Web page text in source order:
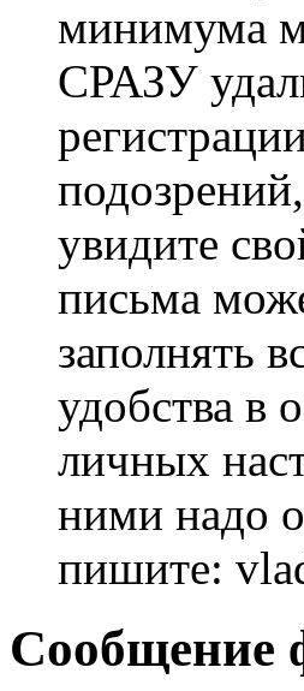
минимума
СРАЗУ
увидите
письма
заполнять
удобства в
личных
ними надо
пишите:
Сообщение